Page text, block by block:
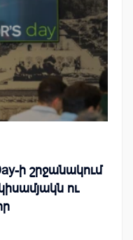
ի շրջանակում
ու